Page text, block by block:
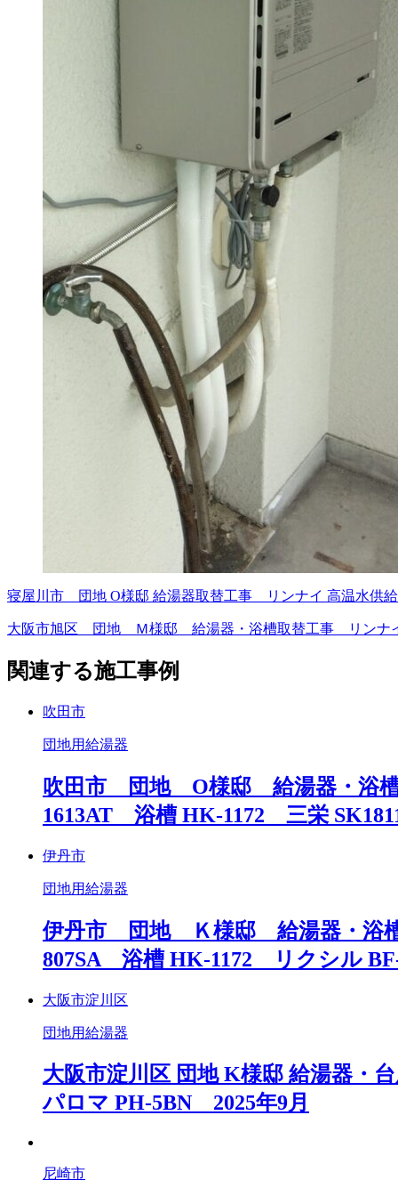
寝屋川市 団地 O様邸 給湯器取替工事 リンナイ 高温水供
大阪市旭区 団地 Ｍ様邸 給湯器・浴槽取替工事 リンナイ
関連する施工事例
吹田市
団地用給湯器
吹田市 団地 O様邸 給湯器・浴槽
1613AT 浴槽 HK-1172 三栄
伊丹市
団地用給湯器
伊丹市 団地 Ｋ様邸 給湯器・浴槽
807SA 浴槽 HK-1172 リクシル
大阪市淀川区
団地用給湯器
大阪市淀川区 団地 K様邸 給湯器・
パロマ PH-5BN 2025年9月
尼崎市